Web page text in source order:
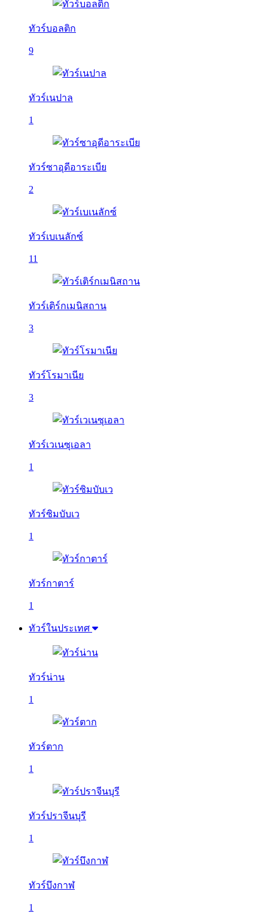
ทัวร์บอลติก
9
ทัวร์เนปาล
1
ทัวร์ซาอุดีอาระเบีย
2
ทัวร์เบเนลักซ์
11
ทัวร์เติร์กเมนิสถาน
3
ทัวร์โรมาเนีย
3
ทัวร์เวเนซุเอลา
1
ทัวร์ซิมบับเว
1
ทัวร์กาตาร์
1
ทัวร์ในประเทศ
ทัวร์น่าน
1
ทัวร์ตาก
1
ทัวร์ปราจีนบุรี
1
ทัวร์บึงกาฬ
1